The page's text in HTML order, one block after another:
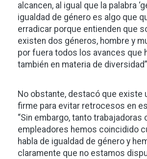
alcancen, al igual que la palabra
igualdad de género es algo que
erradicar porque entienden que
existen dos géneros, hombre y
por fuera todos los avances que
también en materia de
No obstante, destacó que existe
firme para evitar retrocesos en
“Sin embargo, tanto trabajadoras
empleadores hemos coincidido
habla de igualdad de género y
claramente que no estamos